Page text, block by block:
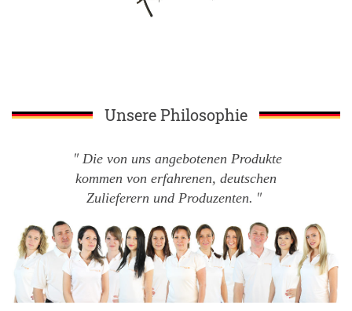
Unsere Philosophie
Die von uns angebotenen Produkte
kommen von erfahrenen, deutschen
Zulieferern und Produzenten.